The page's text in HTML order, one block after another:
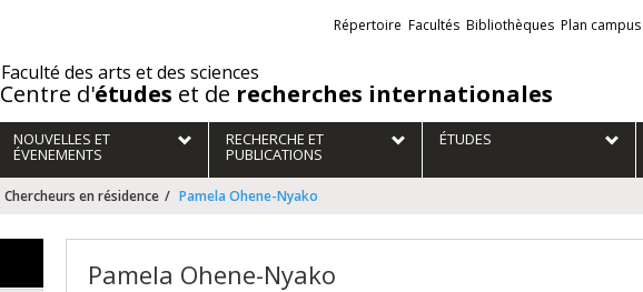
Faculté des arts et des sciences
Centre d'études et de recherches internationales
Liens
externes
Répertoire Facultés Bibliothèques Plan campus
NOUVELLES ET
ÉVENEMENTS
RECHERCHE ET
PUBLICATIONS
ÉTUDES
Chercheurs en résidence Pamela Ohene-Nyako
Pamela Ohene-Nyako